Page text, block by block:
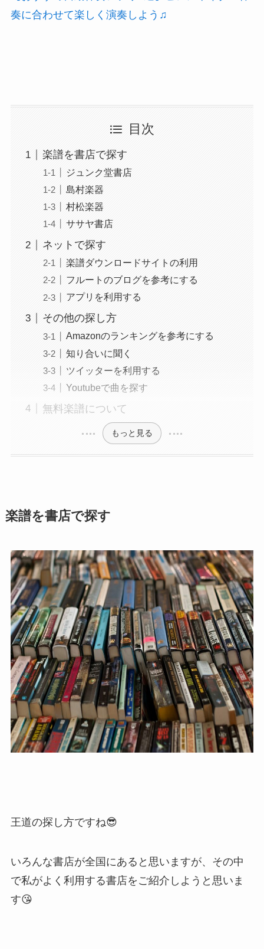
奏に合わせて楽しく演奏しよう♫
目次
楽譜を書店で探す
ジュンク堂書店
島村楽器
村松楽器
ササヤ書店
ネットで探す
楽譜ダウンロードサイトの利用
フルートのブログを参考にする
アプリを利用する
その他の探し方
Amazonのランキングを参考にする
知り合いに聞く
ツイッターを利用する
Youtubeで曲を探す
無料楽譜について
もっと見る
楽譜を書店で探す
王道の探し方ですね😎
いろんな書店が全国にあると思いますが、その中
で私がよく利用する書店をご紹介しようと思いま
す😘